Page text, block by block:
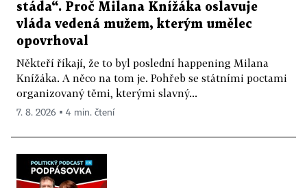
stáda“. Proč Milana Knížáka oslavuje
vláda vedená mužem, kterým umělec
opovrhoval
Někteří říkají, že to byl poslední happening Milana
Knížáka. A něco na tom je. Pohřeb se státními poctami
organizovaný těmi, kterými slavný...
7. 8. 2026 ▪ 4 min. čtení